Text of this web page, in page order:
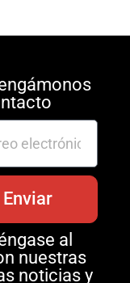
Enviar
al
nuestras
noticias y